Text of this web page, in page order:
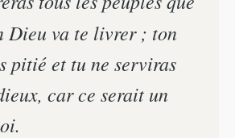
Dieu va te livrer ; ton
pitié et tu ne serviras
car ce serait un